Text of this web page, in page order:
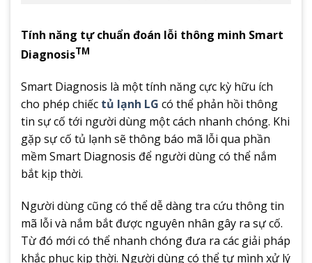
Tính năng tự chuẩn đoán lỗi thông minh Smart
DiagnosisTM
Smart Diagnosis là một tính năng cực kỳ hữu ích
cho phép chiếc tủ lạnh LG có thể phản hồi thông
tin sự cố tới người dùng một cách nhanh chóng. Khi
gặp sự cố tủ lạnh sẽ thông báo mã lỗi qua phần
mềm Smart Diagnosis để người dùng có thể nắm
bắt kịp thời.
Người dùng cũng có thể dễ dàng tra cứu thông tin
mã lỗi và nắm bắt được nguyên nhân gây ra sự cố.
Từ đó mới có thể nhanh chóng đưa ra các giải pháp
khắc phục kịp thời. Người dùng có thể tự mình xử lý